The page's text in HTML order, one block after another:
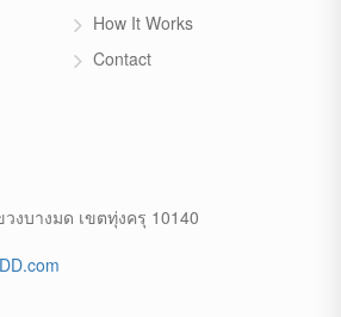
How It Works
Contact
งบางมด เขตทุ่งครุ 10140